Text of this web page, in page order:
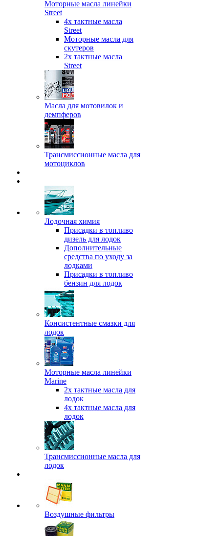
Моторные масла линейки
Street
4х тактные масла
Street
Моторные масла для
скутеров
2х тактные масла
Street
Масла для мотовилок и
демпферов
Трансмиссионные масла для
мотоциклов
Лодочная химия
Присадки в топливо
дизель для лодок
Дополнительные
средства по уходу за
лодками
Присадки в топливо
бензин для лодок
Консистентные смазки для
лодок
Моторные масла линейки
Marine
2х тактные масла для
лодок
4х тактные масла для
лодок
Трансмиссионные масла для
лодок
Воздушные фильтры